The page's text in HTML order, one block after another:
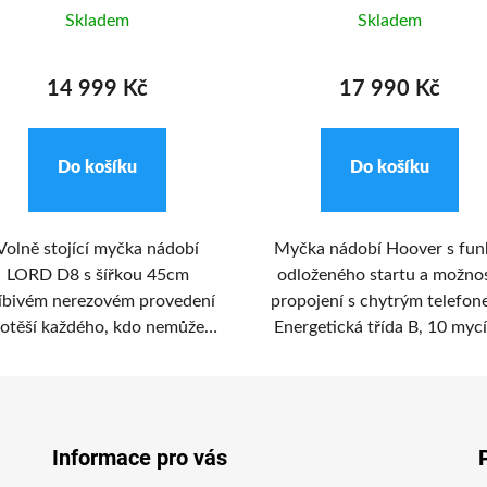
Skladem
14 999 Kč
Do košíku
stojící myčka nádobí
LORD D8 s šířkou 45cm
nerezovém provedení
každého, kdo nemůže
kousek nádobí dokonale
Skladem
17 990 Kč
Do košíku
Myčka nádobí Hoover s
odloženého startu a
propojení s chytrým
Energetická třída B, 10
Informace pro vás